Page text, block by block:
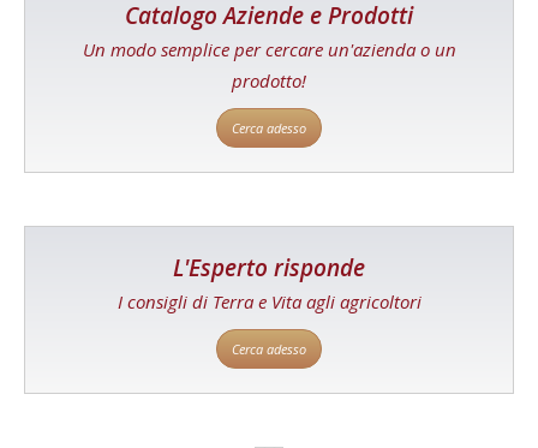
Catalogo Aziende e Prodotti
Un modo semplice per cercare un'azienda o un
prodotto!
Cerca adesso
L'Esperto risponde
I consigli di Terra e Vita agli agricoltori
Cerca adesso